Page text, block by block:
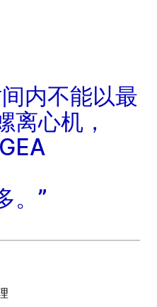
内不能以最
离心机，
。”